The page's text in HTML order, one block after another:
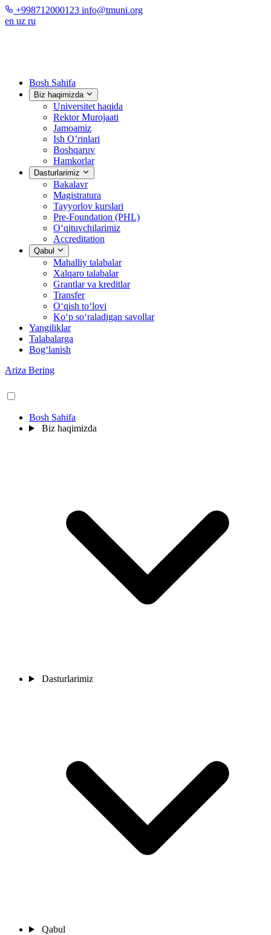
+998712000123 info@tmuni.org
en uz ru
Bosh Sahifa
Biz haqimizda
Universitet haqida
Rektor Murojaati
Jamoamiz
Ish O’rinlari
Boshqaruv
Hamkorlar
Dasturlarimiz
Bakalavr
Magistratura
Tayyorlov kurslari
Pre-Foundation (PHL)
O‘qituvchilarimiz
Accreditation
Qabul
Mahalliy talabalar
Xalqaro talabalar
Grantlar va kreditlar
Transfer
O‘qish to‘lovi
Ko‘p so‘raladigan savollar
Yangiliklar
Talabalarga
Bog‘lanish
Ariza Bering
Bosh Sahifa
Biz haqimizda
Dasturlarimiz
Qabul